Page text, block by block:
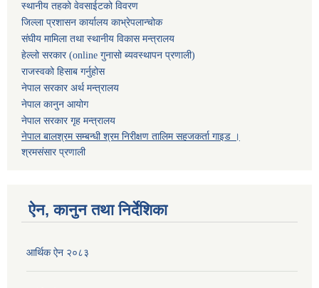
स्थानीय तहको वेवसाईटको विवरण
जिल्ला प्रशासन कार्यालय काभ्रेपलान्चोक
संघीय मामिला तथा स्थानीय विकास मन्त्रालय
हेल्लो सरकार (online गुनासो ब्यवस्थापन प्रणाली)
राजस्वको हिसाब गर्नुहोस
नेपाल सरकार अर्थ मन्त्रालय
नेपाल कानुन आयोग
नेपाल सरकार गृह मन्त्रालय
नेपाल बालश्रम सम्बन्धी श्रम निरीक्षण तालिम सहजकर्ता गाइड ।
श्रमसंसार प्रणाली
ऐन, कानुन तथा निर्देशिका
आर्थिक ऐन २०८३